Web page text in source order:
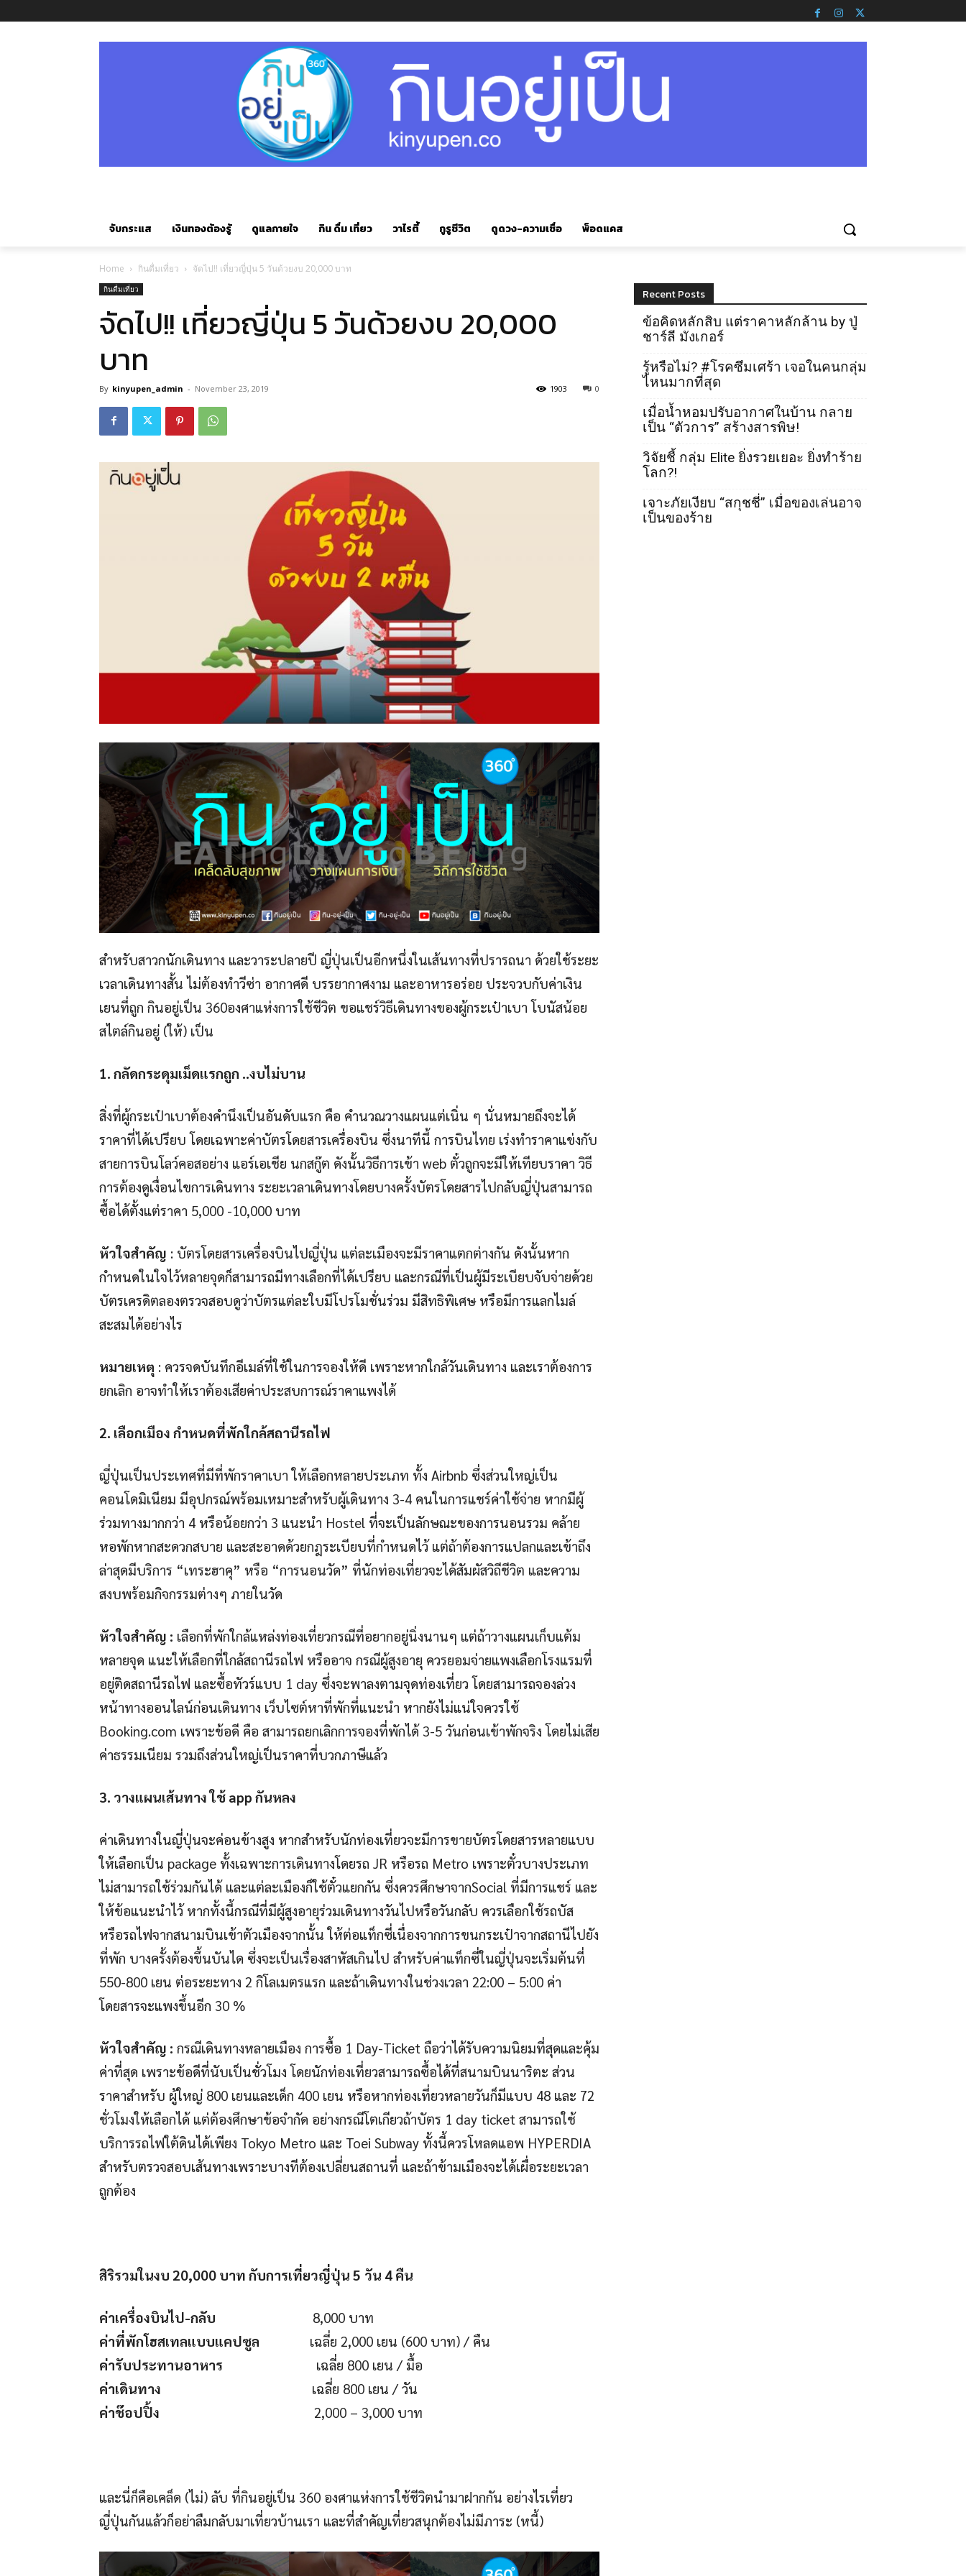
จับกระแส เงินทองต้องรู้ ดูแลกายใจ กิน ดื่ม เที่ยว วาไรตี้ กูรูชีวิต ดูดวง-ความเชื่อ พ็อดแคส
Home กินดื่มเที่ยว จัดไป!! เที่ยวญี่ปุ่น 5 วันด้วยงบ 20,000 บาท
กินดื่มเที่ยว
จัดไป!! เที่ยวญี่ปุ่น 5 วันด้วยงบ 20,000
บาท
By kinyupen_admin - November 23, 2019 0
1903
สำหรับสาวกนักเดินทาง และวาระปลายปี ญี่ปุ่นเป็นอีกหนึ่งในเส้นทางที่ปรารถนา ด้วยใช้ระยะ
เวลาเดินทางสั้น ไม่ต้องทำวีซ่า อากาศดี บรรยากาศงาม และอาหารอร่อย ประจวบกับค่าเงิน
เยนที่ถูก กินอยู่เป็น 360องศาแห่งการใช้ชีวิต ขอแชร์วิธีเดินทางของผู้กระเป๋าเบา โบนัสน้อย
สไตล์กินอยู่ (ให้) เป็น
1. กลัดกระดุมเม็ดแรกถูก ..งบไม่บาน
สิ่งที่ผู้กระเป๋าเบาต้องคำนึงเป็นอันดับแรก คือ คำนวณวางแผนแต่เนิ่น ๆ นั่นหมายถึงจะได้
ราคาที่ได้เปรียบ โดยเฉพาะค่าบัตรโดยสารเครื่องบิน ซึ่งนาทีนี้ การบินไทย เร่งทำราคาแข่งกับ
สายการบินโลว์คอสอย่าง แอร์เอเชีย นกสกู๊ต ดังนั้นวิธีการเข้า web ตั๋วถูกจะมีให้เทียบราคา วิธี
การต้องดูเงื่อนไขการเดินทาง ระยะเวลาเดินทางโดยบางครั้งบัตรโดยสารไปกลับญี่ปุ่นสามารถ
ซื้อได้ตั้งแต่ราคา 5,000 -10,000 บาท
หัวใจสำคัญ : บัตรโดยสารเครื่องบินไปญี่ปุ่น แต่ละเมืองจะมีราคาแตกต่างกัน ดังนั้นหาก
กำหนดในใจไว้หลายจุดก็สามารถมีทางเลือกที่ได้เปรียบ และกรณีที่เป็นผู้มีระเบียบจับจ่ายด้วย
บัตรเครดิตลองตรวจสอบดูว่าบัตรแต่ละใบมีโปรโมชั่นร่วม มีสิทธิพิเศษ หรือมีการแลกไมล์
สะสมได้อย่างไร
หมายเหตุ : ควรจดบันทึกอีเมล์ที่ใช้ในการจองให้ดี เพราะหากใกล้วันเดินทาง และเราต้องการ
ยกเลิก อาจทำให้เราต้องเสียค่าประสบการณ์ราคาแพงได้
2. เลือกเมือง กำหนดที่พักใกล้สถานีรถไฟ
ญี่ปุ่นเป็นประเทศที่มีที่พักราคาเบา ให้เลือกหลายประเภท ทั้ง Airbnb ซึ่งส่วนใหญ่เป็น
คอนโดมิเนียม มีอุปกรณ์พร้อมเหมาะสำหรับผู้เดินทาง 3-4 คนในการแชร์ค่าใช้จ่าย หากมีผู้
ร่วมทางมากกว่า 4 หรือน้อยกว่า 3 แนะนำ Hostel ที่จะเป็นลักษณะของการนอนรวม คล้าย
หอพักหากสะดวกสบาย และสะอาดด้วยกฎระเบียบที่กำหนดไว้ แต่ถ้าต้องการแปลกและเข้าถึง
ล่าสุดมีบริการ “เทระฮาคุ” หรือ “การนอนวัด” ที่นักท่องเที่ยวจะได้สัมผัสวิถีชีวิต และความ
สงบพร้อมกิจกรรมต่างๆ ภายในวัด
หัวใจสำคัญ : เลือกที่พักใกล้แหล่งท่องเที่ยวกรณีที่อยากอยู่นิ่งนานๆ แต่ถ้าวางแผนเก็บแต้ม
หลายจุด แนะให้เลือกที่ใกล้สถานีรถไฟ หรืออาจ กรณีผู้สูงอายุ ควรยอมจ่ายแพงเลือกโรงแรมที่
อยู่ติดสถานีรถไฟ และซื้อทัวร์แบบ 1 day ซึ่งจะพาลงตามจุดท่องเที่ยว โดยสามารถจองล่วง
หน้าทางออนไลน์ก่อนเดินทาง เว็บไซต์หาที่พักที่แนะนำ หากยังไม่แน่ใจควรใช้
Booking.com เพราะข้อดี คือ สามารถยกเลิกการจองที่พักได้ 3-5 วันก่อนเข้าพักจริง โดยไม่เสีย
ค่าธรรมเนียม รวมถึงส่วนใหญ่เป็นราคาที่บวกภาษีแล้ว
3. วางแผนเส้นทาง ใช้ app กันหลง
ค่าเดินทางในญี่ปุ่นจะค่อนข้างสูง หากสำหรับนักท่องเที่ยวจะมีการขายบัตรโดยสารหลายแบบ
ให้เลือกเป็น package ทั้งเฉพาะการเดินทางโดยรถ JR หรือรถ Metro เพราะตั๋วบางประเภท
ไม่สามารถใช้ร่วมกันได้ และแต่ละเมืองก็ใช้ตั๋วแยกกัน ซึ่งควรศึกษาจากSocial ที่มีการแชร์ และ
ให้ข้อแนะนำไว้ หากทั้งนี้กรณีที่มีผู้สูงอายุร่วมเดินทางวันไปหรือวันกลับ ควรเลือกใช้รถบัส
หรือรถไฟจากสนามบินเข้าตัวเมืองจากนั้น ให้ต่อแท็กซี่เนื่องจากการขนกระเป๋าจากสถานีไปยัง
ที่พัก บางครั้งต้องขึ้นบันได ซึ่งจะเป็นเรื่องสาหัสเกินไป สำหรับค่าแท็กซี่ในญี่ปุ่นจะเริ่มต้นที่
550-800 เยน ต่อระยะทาง 2 กิโลเมตรแรก และถ้าเดินทางในช่วงเวลา 22:00 – 5:00 ค่า
โดยสารจะแพงขึ้นอีก 30 %
หัวใจสำคัญ : กรณีเดินทางหลายเมือง การซื้อ 1 Day-Ticket ถือว่าได้รับความนิยมที่สุดและคุ้ม
ค่าที่สุด เพราะข้อดีที่นับเป็นชั่วโมง โดยนักท่องเที่ยวสามารถซื้อได้ที่สนามบินนาริตะ ส่วน
ราคาสำหรับ ผู้ใหญ่ 800 เยนและเด็ก 400 เยน หรือหากท่องเที่ยวหลายวันก็มีแบบ 48 และ 72
ชั่วโมงให้เลือกได้ แต่ต้องศึกษาข้อจำกัด อย่างกรณีโตเกียวถ้าบัตร 1 day ticket สามารถใช้
บริการรถไฟใต้ดินได้เพียง Tokyo Metro และ Toei Subway ทั้งนี้ควรโหลดแอพ HYPERDIA
สำหรับตรวจสอบเส้นทางเพราะบางทีต้องเปลี่ยนสถานที่ และถ้าข้ามเมืองจะได้เผื่อระยะเวลา
ถูกต้อง
สิริรวมในงบ 20,000 บาท กับการเที่ยวญี่ปุ่น 5 วัน 4 คืน
ค่าเครื่องบินไป-กลับ 8,000 บาท
ค่าที่พักโฮสเทลแบบแคปซูล เฉลี่ย 2,000 เยน (600 บาท) / คืน
ค่ารับประทานอาหาร เฉลี่ย 800 เยน / มื้อ
ค่าเดินทาง เฉลี่ย 800 เยน / วัน
ค่าช๊อปปิ้ง 2,000 – 3,000 บาท
และนี่ก็คือเคล็ด (ไม่) ลับ ที่กินอยู่เป็น 360 องศาแห่งการใช้ชีวิตนำมาฝากกัน อย่างไรเที่ยว
ญี่ปุ่นกันแล้วก็อย่าลืมกลับมาเที่ยวบ้านเรา และที่สำคัญเที่ยวสนุกต้องไม่มีภาระ (หนี้)
Recent Posts
ข้อคิดหลักสิบ แต่ราคาหลักล้าน by ปู่
ชาร์ลี มังเกอร์
รู้หรือไม่? #โรคซึมเศร้า เจอในคนกลุ่ม
ไหนมากที่สุด
เมื่อน้ำหอมปรับอากาศในบ้าน กลาย
เป็น “ตัวการ” สร้างสารพิษ!
วิจัยชี้ กลุ่ม Elite ยิ่งรวยเยอะ ยิ่งทำร้าย
โลก?!
เจาะภัยเงียบ “สกุชชี่” เมื่อของเล่นอาจ
เป็นของร้าย